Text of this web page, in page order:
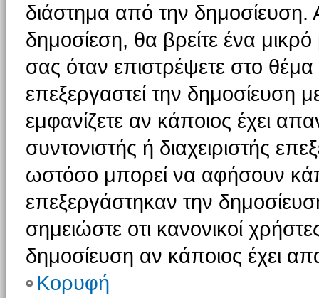
διάστημα από την δημοσίευση.
δημοσίεση, θα βρείτε ένα
σας όταν επιστρέψετε στο
επεξεργαστεί την δημοσίευση
εμφανίζετε αν κάποιος έχει
συντονιστής ή διαχειριστής
ωστόσο μπορεί να αφήσουν
επεξεργάστηκαν την
σημειώστε οτι κανονικοί
δημοσίευση αν κάποιος έχει
Κορυφή